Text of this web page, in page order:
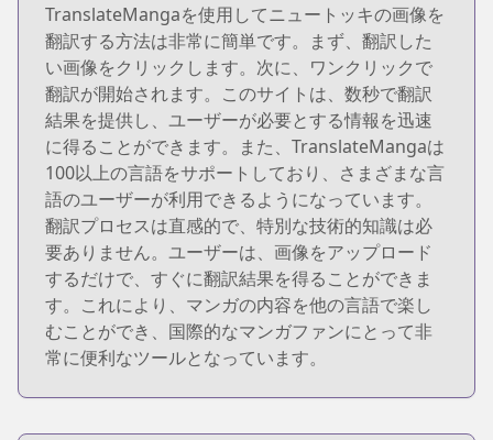
TranslateMangaを使用してニュートッキの画像を
翻訳する方法は非常に簡単です。まず、翻訳した
い画像をクリックします。次に、ワンクリックで
翻訳が開始されます。このサイトは、数秒で翻訳
結果を提供し、ユーザーが必要とする情報を迅速
に得ることができます。また、TranslateMangaは
100以上の言語をサポートしており、さまざまな言
語のユーザーが利用できるようになっています。
翻訳プロセスは直感的で、特別な技術的知識は必
要ありません。ユーザーは、画像をアップロード
するだけで、すぐに翻訳結果を得ることができま
す。これにより、マンガの内容を他の言語で楽し
むことができ、国際的なマンガファンにとって非
常に便利なツールとなっています。